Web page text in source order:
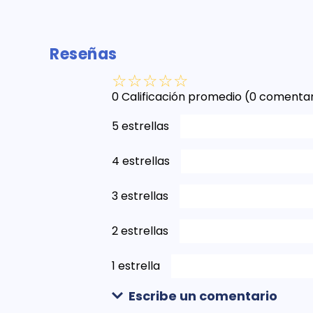
Reseñas
☆☆☆☆☆
0 Calificación promedio (0
5 estrellas
4 estrellas
3 estrellas
2 estrellas
1 estrella
Escribe un comentario